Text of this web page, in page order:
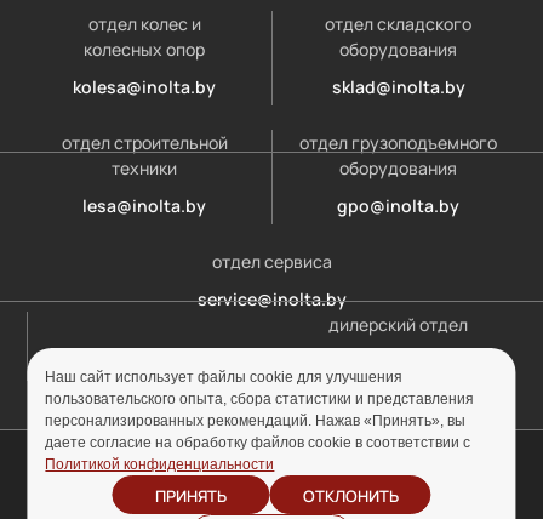
отдел колес и
колесных опор
kolesa@inolta.by
отдел складского
оборудования
sklad@inolta.by
отдел строительной
техники
lesa@inolta.by
отдел грузоподъемного
оборудования
gpo@inolta.by
отдел сервиса
service@inolta.by
дилерский отдел
© ООО «Инолта» 2010-2026 г. УНП 691302759
Отзыв согласия на
Наш сайт использует файлы cookie для улучшения
пользовательского опыта, сбора статистики и представления
персонализированных рекомендаций. Нажав «Принять», вы
даете согласие на обработку файлов cookie в соответствии с
Политикой конфиденциальности
ПРИНЯТЬ ОТКЛОНИТЬ